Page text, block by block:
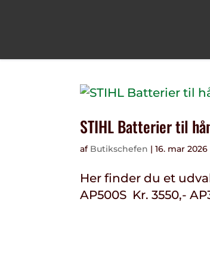
STIHL Batterier til
af Butikschefen |16. mar 2026
Her finder du et
AP500S Kr. 3550,-